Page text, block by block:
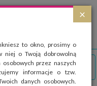
×
to okno, prosimy o
niej o Twoją dobrowolną
przez naszych
informacje o tzw.
danych osobowych.
do celów statystycznych.
na zapisanie ich w pamięci